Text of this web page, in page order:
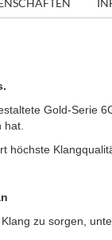
Gold-Serie
höchste
zu sorgen,